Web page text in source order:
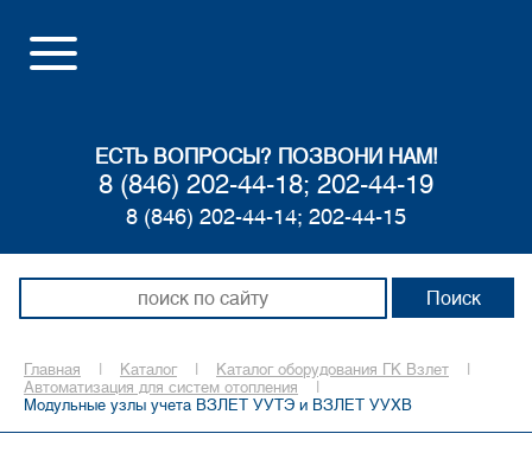
ЕСТЬ ВОПРОСЫ? ПОЗВОНИ НАМ!
8 (846) 202-44-18; 202-44-19
8 (846) 202-44-14; 202-44-15
Главная Каталог Каталог оборудования ГК Взлет
Автоматизация для систем отопления
Модульные узлы учета ВЗЛЕТ УУТЭ и ВЗЛЕТ УУХВ